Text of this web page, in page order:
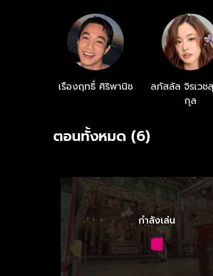
J.E.T.K. เพื่อให้ฝันของเธอเป็นจริง
เรืองฤทธิ์ ศิริพานิช
ลภัสลัล จิรเวช
กุล
ตอนทั้งหมด (6)
กำลังเล่น